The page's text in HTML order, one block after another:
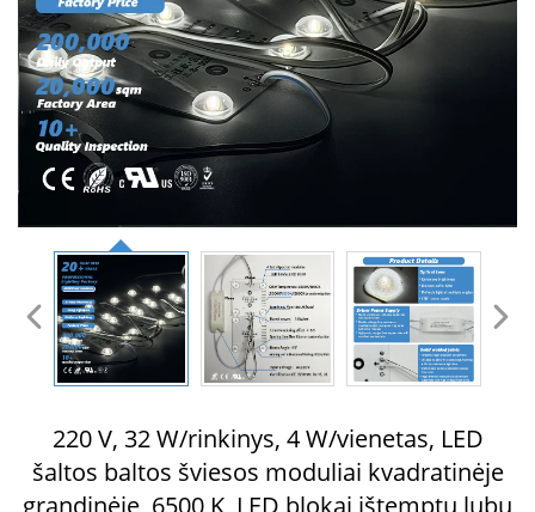
220 V, 32 W/rinkinys, 4 W/vienetas, LED
šaltos baltos šviesos moduliai kvadratinėje
grandinėje, 6500 K, LED blokai ištemptų lubų